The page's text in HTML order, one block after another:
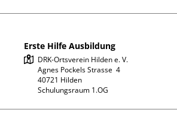
Erste Hilfe Ausbildung
DRK-Ortsverein Hilden e. V.
Agnes Pockels Strasse  4
40721 Hilden
Schulungsraum 1.OG